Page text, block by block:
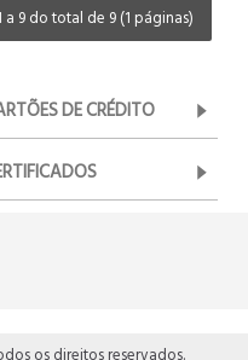
a 9 do total de 9 (1 páginas)
DE CRÉDITO